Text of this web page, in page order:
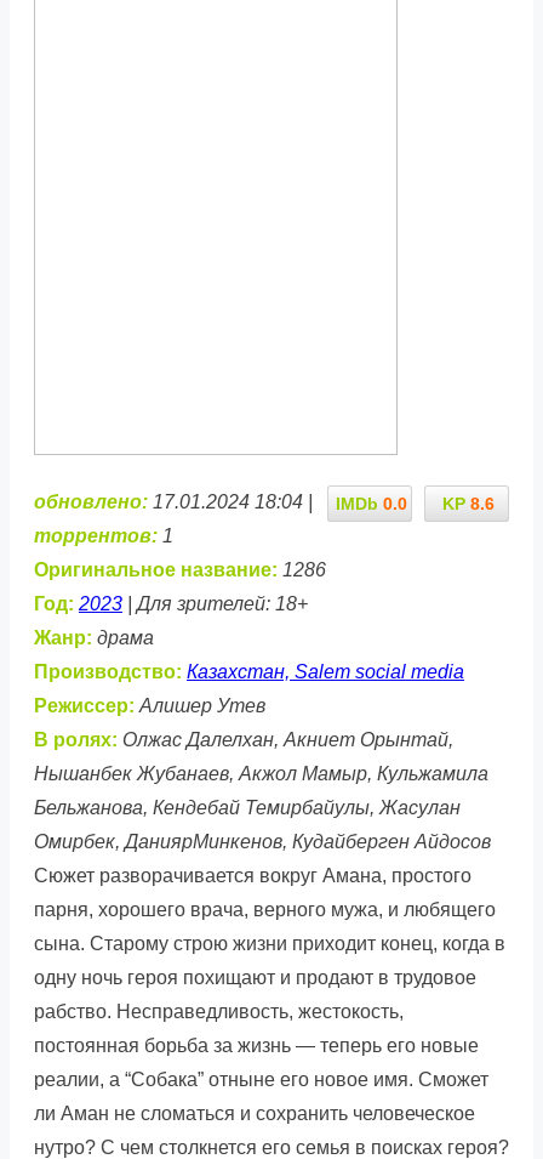
KP 8.6
IMDb 0.0
обновлено: 17.01.2024 18:04 |
торрентов: 1
Оригинальное название: 1286
Год: 2023 | Для зрителей: 18+
Жанр: драма
Производство: Казахстан, Salem social media
Режиссер: Алишер Утев
В ролях: Олжас Далелхан, Акниет Орынтай,
Нышанбек Жубанаев, Акжол Мамыр, Кульжамила
Бельжанова, Кендебай Темирбайулы, Жасулан
Омирбек, ДаниярМинкенов, Кудайберген Айдосов
Сюжет разворачивается вокруг Амана, простого
парня, хорошего врача, верного мужа, и любящего
сына. Старому строю жизни приходит конец, когда в
одну ночь героя похищают и продают в трудовое
рабство. Несправедливость, жестокость,
постоянная борьба за жизнь — теперь его новые
реалии, а “Собака” отныне его новое имя. Сможет
ли Аман не сломаться и сохранить человеческое
нутро? С чем столкнется его семья в поисках героя?